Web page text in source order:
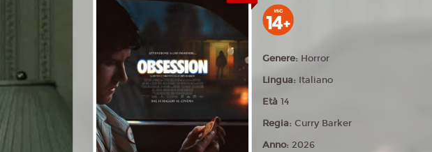
Genere: Horror
Lingua: Italiano
Età14
Regia:Curry Barker
Anno:2026